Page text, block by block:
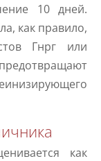
10 дней.
как правило,
Гнрг или
как